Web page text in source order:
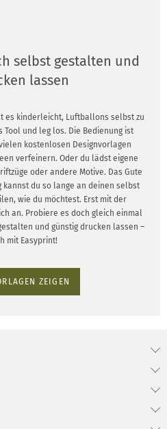
selbst gestalten und
lassen
es kinderleicht, Luftballons selbst zu
und leg los. Die Bedienung ist
kostenlosen Designvorlagen
verfeinern. Oder du lädst eigene
oder andere Motive. Das Gute
kannst du so lange an deinen selbst
wie du möchtest. Erst mit der
an. Probiere es doch gleich einmal
und günstig drucken lassen –
mit Easyprint!
ZEIGEN